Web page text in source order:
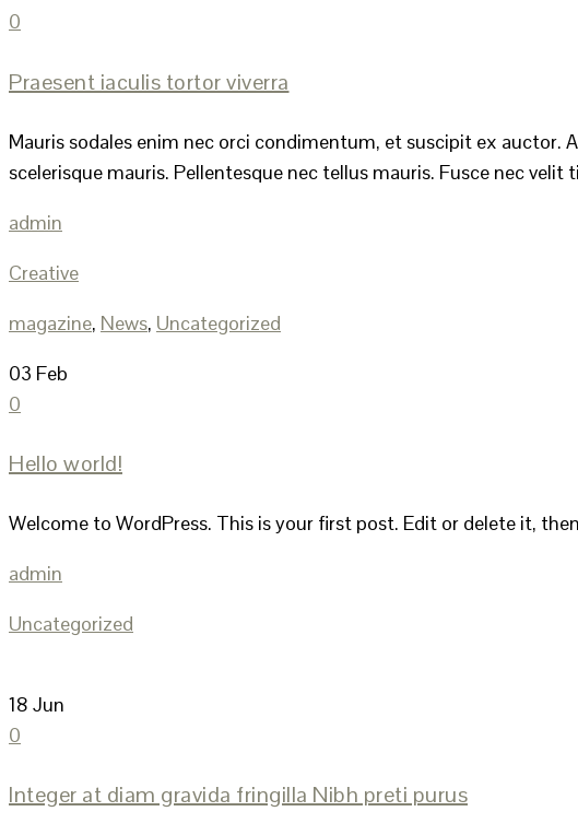
0
Praesent iaculis tortor viverra
Mauris sodales enim nec orci condimentum, et suscipit ex
scelerisque mauris. Pellentesque nec tellus mauris. Fusce nec
admin
Creative
magazine, News, Uncategorized
03 Feb
0
Hello world!
Welcome to WordPress. This is your first post. Edit or delete it,
admin
Uncategorized
18 Jun
0
Integer at diam gravida fringilla Nibh preti purus